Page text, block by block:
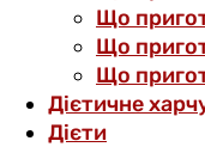
Що
Що
Що
Дієтичне
Дієти